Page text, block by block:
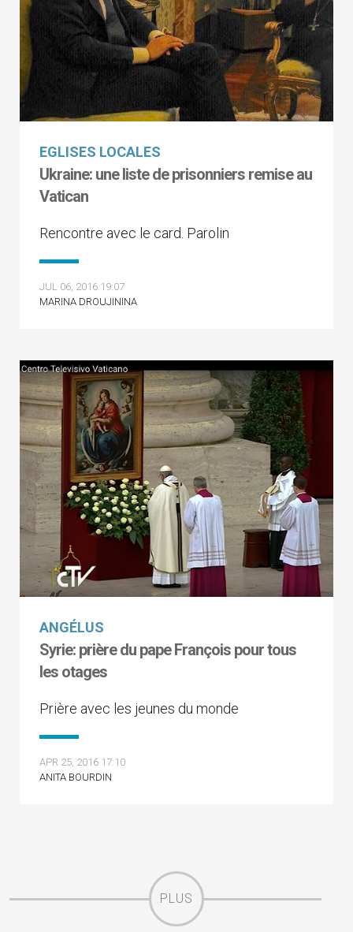
EGLISES LOCALES
Ukraine: une liste de prisonniers remise au
Vatican
Rencontre avec le card. Parolin
JUL 06, 2016 19:07
MARINA DROUJININA
ANGÉLUS
Syrie: prière du pape François pour tous
les otages
Prière avec les jeunes du monde
APR 25, 2016 17:10
ANITA BOURDIN
PLUS